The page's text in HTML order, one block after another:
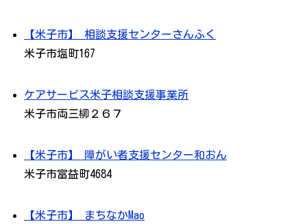
【米子市】 相談支援センターさんふく
米子市塩町167
ケアサービス米子相談支援事業所
米子市両三柳２６７
【米子市】 障がい者支援センター和おん
米子市富益町4684
【米子市】 まちなかMao